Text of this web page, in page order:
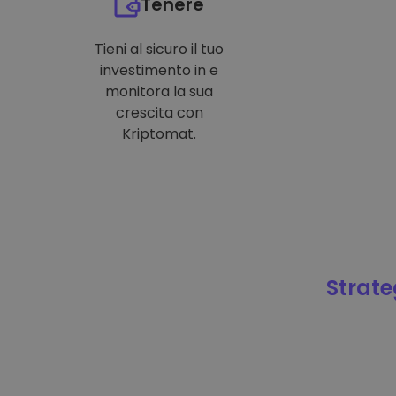
Tieni al sicuro il tuo
investimento in e
monitora la sua
crescita con
Kriptomat.